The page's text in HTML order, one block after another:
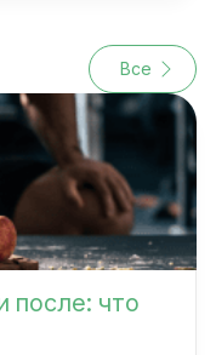
Все
после: что